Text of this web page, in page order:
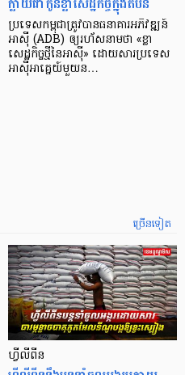
ប្រទេស​កម្ពុជា​ត្រូវ​បាន​ធនាគារ​អភិវឌ្ឍន៍​
អាស៊ី (ADB) ឲ្យ​រហ័ស​នាមថា «ខ្លា​
សេដ្ឋកិច្ច​ថ្មី​នៃ​អាស៊ី» ដោយសារ​ប្រទេស​
អាស៊ី​អាគ្នេយ៍​មួយ​ន…
ច្រើនទៀត
ហ្វីលីពីន